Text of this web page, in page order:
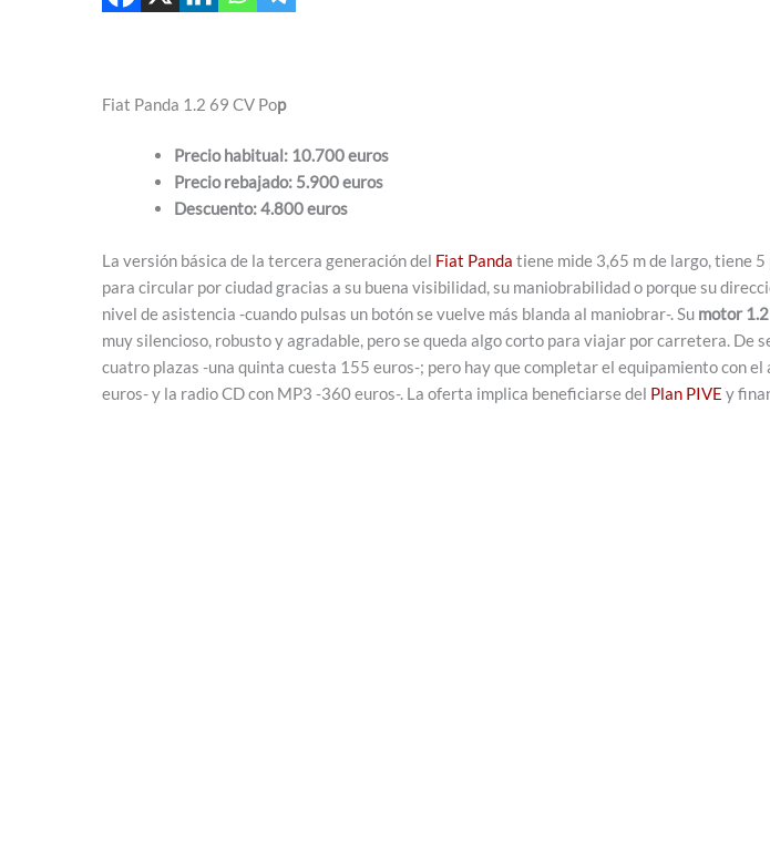
Fiat Panda 1.2 69 CV Pop
Precio habitual: 10.700 euros
Precio rebajado: 5.900 euros
Descuento: 4.800 euros
La versión básica de la tercera generación del Fiat Panda tiene mide 3,65 m de largo, tiene
para circular por ciudad gracias a su buena visibilidad, su maniobrabilidad o porque su
nivel de asistencia -cuando pulsas un botón se vuelve más blanda al maniobrar-. Su motor
muy silencioso, robusto y agradable, pero se queda algo corto para viajar por carretera. De
cuatro plazas -una quinta cuesta 155 euros-; pero hay que completar el equipamiento con
euros- y la radio CD con MP3 -360 euros-. La oferta implica beneficiarse del Plan PIVE y